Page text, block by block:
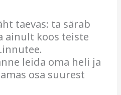
taevas: ta särab
ainult koos teiste
leida oma heli ja
osa suurest